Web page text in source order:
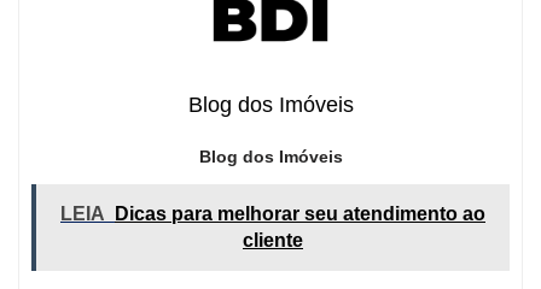
Blog dos Imóveis
Blog dos Imóveis
LEIA
Dicas para melhorar seu atendimento ao
cliente